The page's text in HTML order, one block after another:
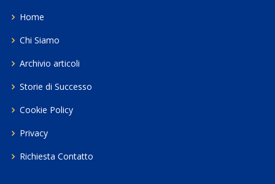
Home
Chi Siamo
Archivio articoli
Storie di Successo
Cookie Policy
Privacy
Richiesta Contatto